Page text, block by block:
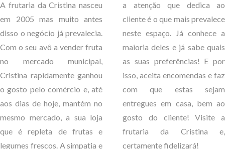
A frutaria da Cristina nasceu
em 2005 mas muito antes
disso o negócio já prevalecia.
Com o seu avô a vender fruta
no mercado municipal,
Cristina rapidamente ganhou
o gosto pelo comércio e, até
aos dias de hoje, mantém no
mesmo mercado, a sua loja
que é repleta de frutas e
legumes frescos. A simpatia e
a atenção que dedica ao
cliente é o que mais prevalece
neste espaço. Já conhece a
maioria deles e já sabe quais
as suas preferências! E por
isso, aceita encomendas e faz
com que estas sejam
entregues em casa, bem ao
gosto do cliente! Visite a
frutaria da Cristina e,
certamente fidelizará!